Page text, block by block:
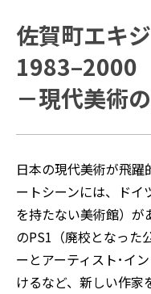
佐賀町エキ
1983–2000
－現代美術
日本の現代美術が飛
ートシーンには、ドイ
を持たない美術館）が
のPS1（廃校となった
ーとアーティスト･イ
けるなど、新しい作